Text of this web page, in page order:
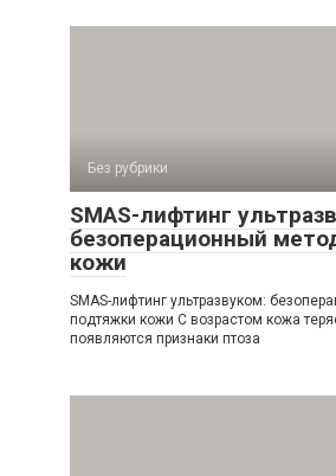
Без рубрики
SMAS-лифтинг
безоперационный
кожи
SMAS-лифтинг ультразвуком:
подтяжки кожи С возрастом кожа
появляются признаки птоза